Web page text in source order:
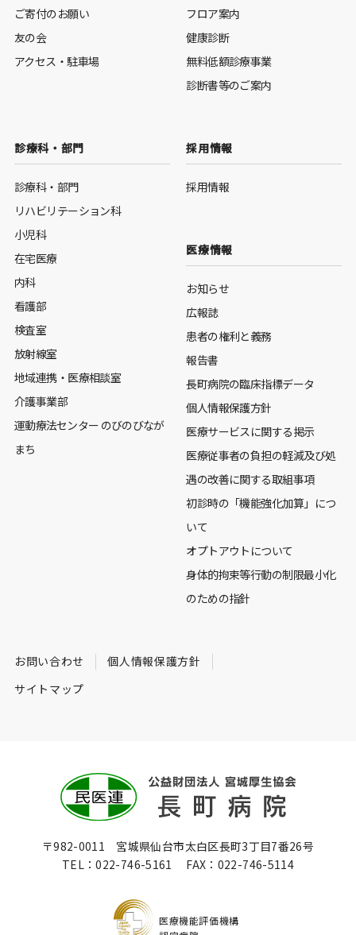
ご寄付のお願い
友の会
アクセス・駐車場
フロア案内
健康診断
無料低額診療事業
診断書等のご案内
診療科・部門
診療科・部門
リハビリテーション科
小児科
在宅医療
内科
看護部
検査室
放射線室
地域連携・医療相談室
介護事業部
運動療法センター のびのびなが
まち
採用情報
採用情報
医療情報
お知らせ
広報誌
患者の権利と義務
報告書
長町病院の臨床指標データ
個人情報保護方針
医療サービスに関する掲示
医療従事者の負担の軽減及び処
遇の改善に関する取組事項
初診時の「機能強化加算」につ
いて
オプトアウトについて
身体的拘束等行動の制限最小化
のための指針
お問い合わせ
個人情報保護方針
サイトマップ
〒982-0011 宮城県仙台市太白区長町3丁目7番26号
TEL：022-746-5161 FAX： 022-746-5114
医療機能評価機構